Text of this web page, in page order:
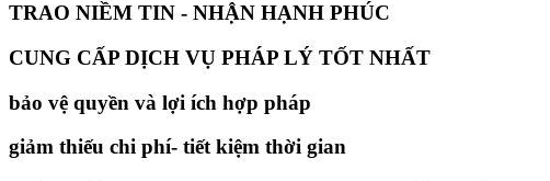
TRAO NIỀM TIN - NHẬN HẠNH PHÚC
CUNG CẤP DỊCH VỤ PHÁP LÝ TỐT NHẤT
bảo vệ quyền và lợi ích hợp pháp
giảm thiếu chi phí- tiết kiệm thời gian